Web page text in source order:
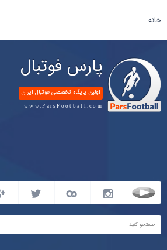
خانه
پارس فوتبال
اولین پایگاه تخصصی فوتبال ایران
www.ParsFootball.com